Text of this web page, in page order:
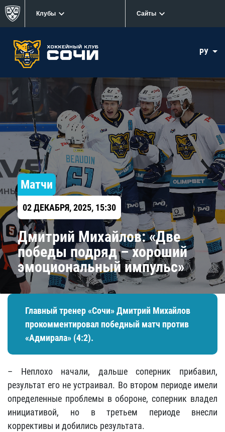
Клубы Сайты
РУ
Матчи
02 ДЕКАБРЯ, 2025, 15:30
Дмитрий Михайлов: «Две
победы подряд – хороший
эмоциональный импульс»
Главный тренер «Сочи» Дмитрий Михайлов
прокомментировал победный матч против
«Адмирала» (4:2).
– Неплохо начали, дальше соперник прибавил,
результат его не устраивал. Во втором периоде имели
определенные проблемы в обороне, соперник владел
инициативой, но в третьем периоде внесли
коррективы и добились результата.